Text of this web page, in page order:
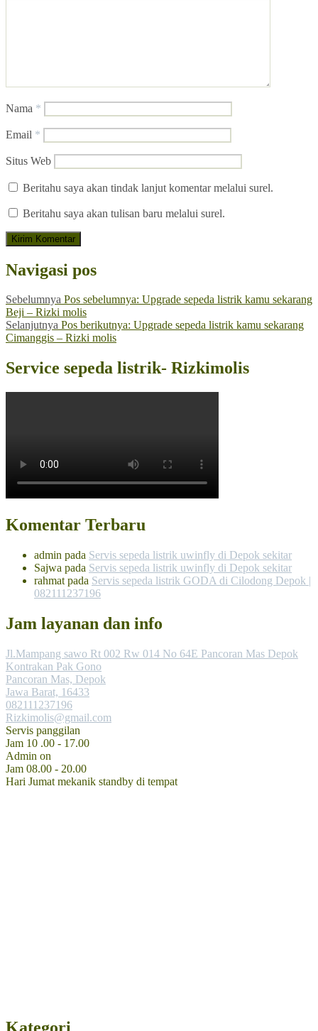
Nama *
Email *
Situs Web
Beritahu saya akan tindak lanjut komentar melalui surel.
Beritahu saya akan tulisan baru melalui surel.
Navigasi pos
Sebelumnya Pos sebelumnya: Upgrade sepeda listrik kamu sekarang
Beji – Rizki molis
Selanjutnya Pos berikutnya: Upgrade sepeda listrik kamu sekarang
Cimanggis – Rizki molis
Service sepeda listrik- Rizkimolis
Komentar Terbaru
admin pada Servis sepeda listrik uwinfly di Depok sekitar
Sajwa pada Servis sepeda listrik uwinfly di Depok sekitar
rahmat pada Servis sepeda listrik GODA di Cilodong Depok |
082111237196
Jam layanan dan info
Jl.Mampang sawo Rt 002 Rw 014 No 64E Pancoran Mas Depok
Kontrakan Pak Gono
Pancoran Mas, Depok
Jawa Barat, 16433
082111237196
Rizkimolis@gmail.com
Servis panggilan
Jam 10 .00 - 17.00
Admin on
Jam 08.00 - 20.00
Hari Jumat mekanik standby di tempat
Kategori